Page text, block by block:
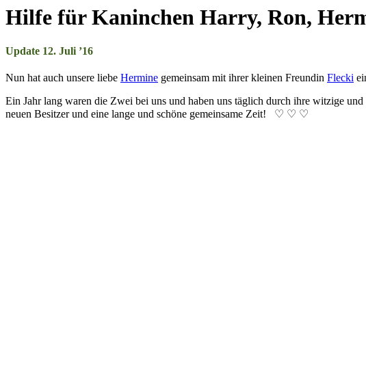
Hilfe für Kaninchen Harry, Ron,
Update 12. Juli ’16
Nun hat auch unsere liebe Her­mine ge­mein­sam mit ihr­er klein­en Freun­din Flecki
Ein Jahr lang war­en die Zwei bei uns und ha­ben uns täg­lich durch ihre witz­ige
neu­en Be­sitz­er und eine lange und schö­ne ge­mein­sa­me Zeit! ♡ ♡ ♡